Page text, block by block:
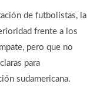
de futbolistas, la
frente a los
pero que no
para
sudamericana.